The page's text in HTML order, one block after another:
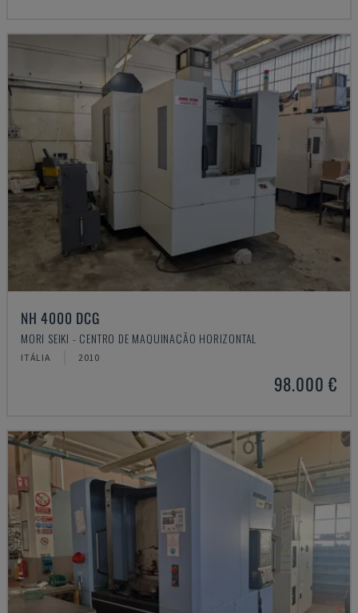
NH 4000 DCG
MORI SEIKI - CENTRO DE MAQUINAÇÃO HORIZONTAL
ITÁLIA 2010
98.000 €